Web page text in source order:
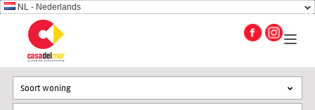
NL - Nederlands
Soort woning